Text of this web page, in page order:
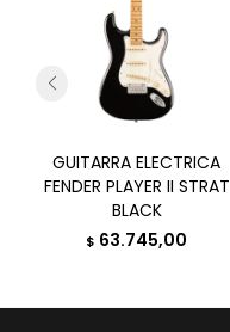
GUITARRA ELECTRICA
FENDER PLAYER II STRAT
BLACK
$ 63.745,00